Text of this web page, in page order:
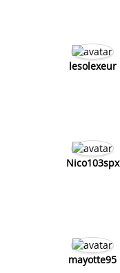
lesolexeur
Nico103spx
mayotte95